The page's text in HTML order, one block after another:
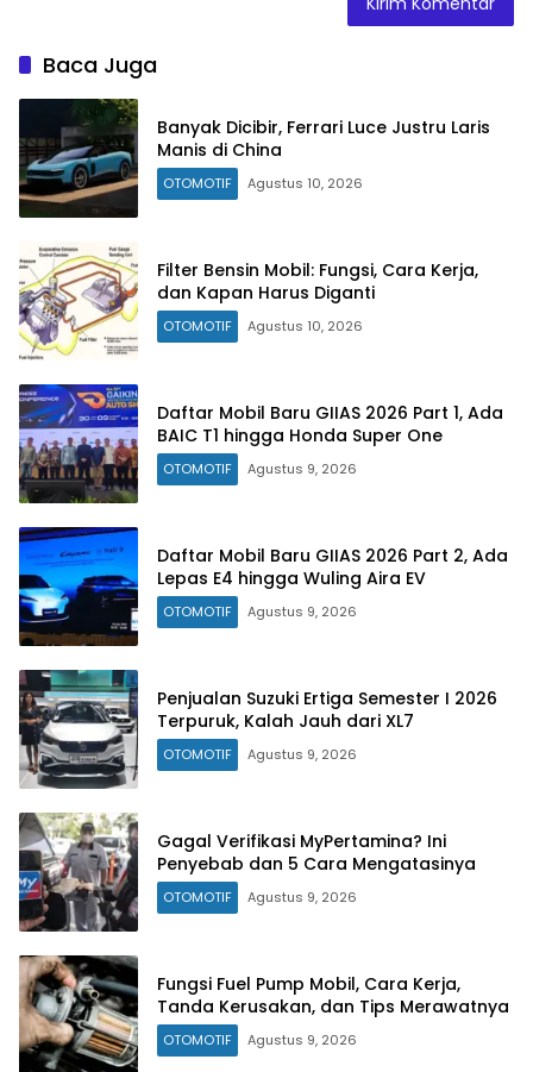
Baca Juga
Banyak Dicibir, Ferrari Luce Justru Laris
Manis di China
OTOMOTIF Agustus 10, 2026
Filter Bensin Mobil: Fungsi, Cara Kerja,
dan Kapan Harus Diganti
OTOMOTIF Agustus 10, 2026
Daftar Mobil Baru GIIAS 2026 Part 1, Ada
BAIC T1 hingga Honda Super One
OTOMOTIF Agustus 9, 2026
Daftar Mobil Baru GIIAS 2026 Part 2, Ada
Lepas E4 hingga Wuling Aira EV
OTOMOTIF Agustus 9, 2026
Penjualan Suzuki Ertiga Semester I 2026
Terpuruk, Kalah Jauh dari XL7
OTOMOTIF Agustus 9, 2026
Gagal Verifikasi MyPertamina? Ini
Penyebab dan 5 Cara Mengatasinya
OTOMOTIF Agustus 9, 2026
Fungsi Fuel Pump Mobil, Cara Kerja,
Tanda Kerusakan, dan Tips Merawatnya
OTOMOTIF Agustus 9, 2026